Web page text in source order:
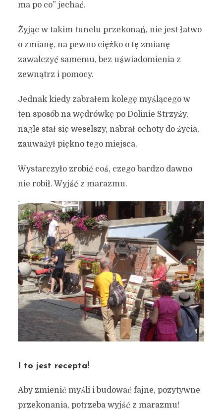
ma po co” jechać.
Żyjąc w takim tunelu przekonań, nie jest łatwo
o zmianę, na pewno ciężko o tę zmianę
zawalczyć samemu, bez uświadomienia z
zewnątrz i pomocy.
Jednak kiedy zabrałem kolegę myślącego w
ten sposób na wędrówkę po Dolinie Strzyży,
nagle stał się weselszy, nabrał ochoty do życia,
zauważył piękno tego miejsca.
Wystarczyło zrobić coś, czego bardzo dawno
nie robił. Wyjść z marazmu.
I to jest recepta!
Aby zmienić myśli i budować fajne, pozytywne
przekonania, potrzeba wyjść z marazmu!